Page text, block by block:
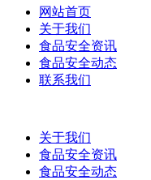
网站首页
关于我们
食品安全资讯
食品安全动态
联系我们
关于我们
食品安全资讯
食品安全动态